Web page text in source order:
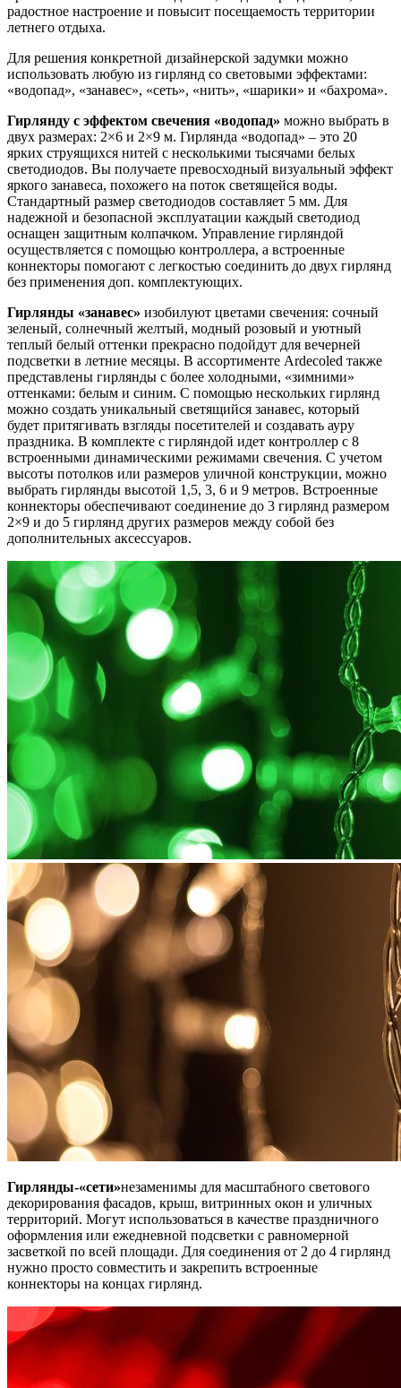
радостное настроение и повысит посещаемость территории
летнего отдыха.
Для решения конкретной дизайнерской задумки можно
использовать любую из гирлянд со световыми эффектами:
«водопад», «занавес», «сеть», «нить», «шарики» и «бахрома».
Гирлянду с эффектом свечения «водопад» можно выбрать в
двух размерах: 2×6 и 2×9 м. Гирлянда «водопад» – это 20
ярких струящихся нитей с несколькими тысячами белых
светодиодов. Вы получаете превосходный визуальный эффект
яркого занавеса, похожего на поток светящейся воды.
Стандартный размер светодиодов составляет 5 мм. Для
надежной и безопасной эксплуатации каждый светодиод
оснащен защитным колпачком. Управление гирляндой
осуществляется с помощью контроллера, а встроенные
коннекторы помогают с легкостью соединить до двух гирлянд
без применения доп. комплектующих.
Гирлянды «занавес» изобилуют цветами свечения: сочный
зеленый, солнечный желтый, модный розовый и уютный
теплый белый оттенки прекрасно подойдут для вечерней
подсветки в летние месяцы. В ассортименте Ardecoled также
представлены гирлянды с более холодными, «зимними»
оттенками: белым и синим. С помощью нескольких гирлянд
можно создать уникальный светящийся занавес, который
будет притягивать взгляды посетителей и создавать ауру
праздника. В комплекте с гирляндой идет контроллер с 8
встроенными динамическими режимами свечения. С учетом
высоты потолков или размеров уличной конструкции, можно
выбрать гирлянды высотой 1,5, 3, 6 и 9 метров. Встроенные
коннекторы обеспечивают соединение до 3 гирлянд размером
2×9 и до 5 гирлянд других размеров между собой без
дополнительных аксессуаров.
Гирлянды-«сети»незаменимы для масштабного светового
декорирования фасадов, крыш, витринных окон и уличных
территорий. Могут использоваться в качестве праздничного
оформления или ежедневной подсветки с равномерной
засветкой по всей площади. Для соединения от 2 до 4 гирлянд
нужно просто совместить и закрепить встроенные
коннекторы на концах гирлянд.